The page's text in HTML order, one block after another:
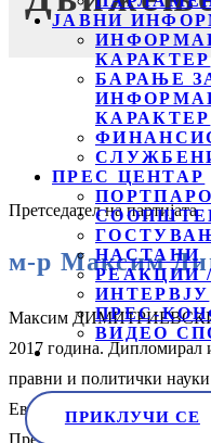
ЈАВНИ
КАРАКТЕР
БАРАЊЕ
КАРАКТЕР
ПРЕС ЦЕНТАР
НАСТАНИ
РЕАКЦИИ
ИНТЕРВЈУ
ПРЕС-
ВИДЕО
ПРИКЛУЧИ СЕ
Претседател на партијата
м-р Максим
Максим ДИМИТРИЕВСКИ е
2017 година. Дипломирал
правни и политички
Европа – ФОН, Скопје,
Пред да биде избран за